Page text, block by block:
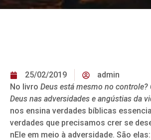
25/02/2019
admin
No livro Deus está mesmo no controle?
Deus nas adversidades e angústias da
nos ensina verdades bíblicas
verdades que precisamos crer se
nEle em meio à adversidade. São elas: